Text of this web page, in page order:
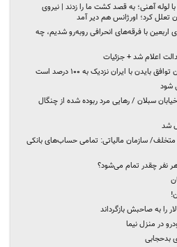
روحانی در قم با لوله آهنی؛ به قصد کشت ما را زدند | نیروی
تعلل کرد؛ اورژانس هم دیر آمد
اربعین با فرقه‌های انحرافی روبه‌رو شدیم، چه
اعلام شد + جزئیات
با ایران نزدیک به ۱۰۰ درصد است
شود
خیابان سبلان / رهایی مرد ربوده شده از چنگال
شد
متخلف/ سازمان مالیاتی: تمامی حساب‌های بانکی
نفر چقدر تمام می‌شود؟
به صاحبش بازگرداند
در منزل نیما
‌بدحجابی